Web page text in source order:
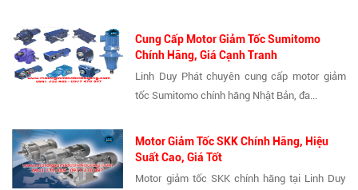
Cung Cấp Motor Giảm Tốc Sumitomo
Chính Hãng, Giá Cạnh Tranh
Linh Duy Phát chuyên cung cấp motor giảm
tốc Sumitomo chính hãng Nhật Bản, đa...
Motor Giảm Tốc SKK Chính Hãng, Hiệu
Suất Cao, Giá Tốt
Motor giảm tốc SKK chính hãng tại Linh Duy